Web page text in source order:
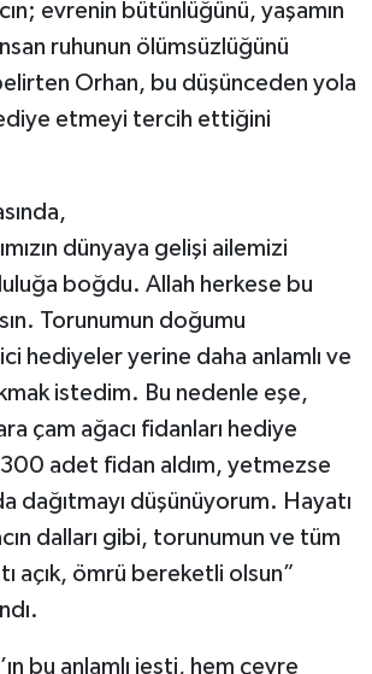
evrenin bütünlüğünü, yaşamın
ruhunun ölümsüzlüğünü
Orhan, bu düşünceden yola
etmeyi tercih ettiğini
dünyaya gelişi ailemizi
boğdu. Allah herkese bu
Torunumun doğumu
hediyeler yerine daha anlamlı ve
istedim. Bu nedenle eşe,
çam ağacı fidanları hediye
adet fidan aldım, yetmezse
dağıtmayı düşünüyorum. Hayatı
dalları gibi, torunumun ve tüm
açık, ömrü bereketli olsun”
bu anlamlı jesti, hem çevre